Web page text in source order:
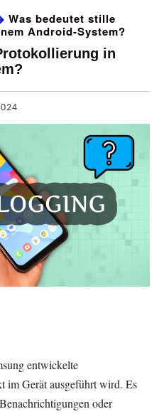
Was bedeutet stille
Android-System?
in
entwickelte
im Gerät ausgeführt wird. Es
oder